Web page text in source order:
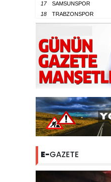
17
SAMSUNSPOR
18
TRABZONSPOR
E-GAZETE